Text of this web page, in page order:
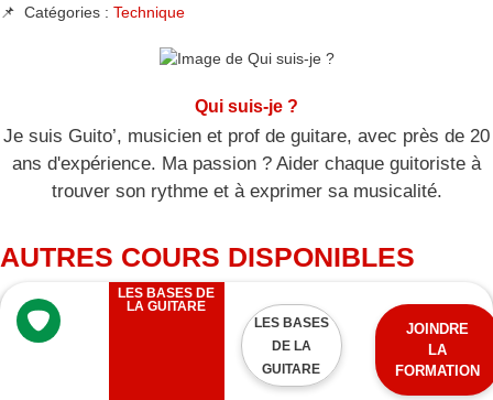
📌 Catégories : Technique
Qui suis-je ?
Je suis Guito’, musicien et prof de guitare, avec près de 20
ans d'expérience. Ma passion ? Aider chaque guitoriste à
trouver son rythme et à exprimer sa musicalité.
AUTRES COURS DISPONIBLES
LES BASES DE
LA GUITARE
LES BASES
DE LA
GUITARE
JOINDRE
LA
FORMATION